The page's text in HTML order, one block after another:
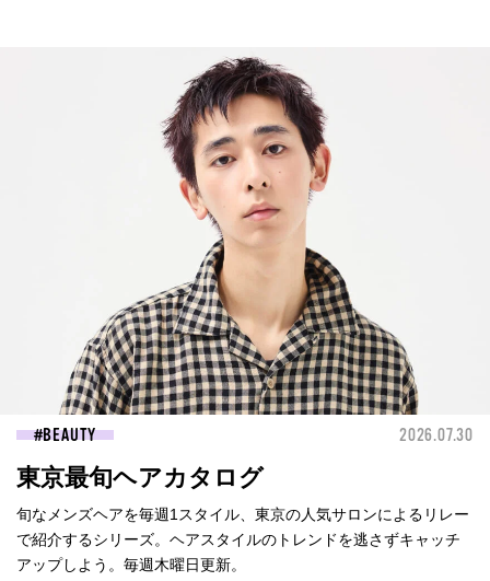
BEAUTY 2026.07.30
東京最旬ヘアカタログ
旬なメンズヘアを毎週1スタイル、東京の人気サロンによるリレー
で紹介するシリーズ。ヘアスタイルのトレンドを逃さずキャッチ
アップしよう。毎週木曜日更新。